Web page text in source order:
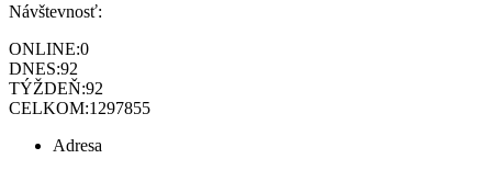
Návštevnosť:
ONLINE:0
DNES:92
TÝŽDEŇ:92
CELKOM:1297855
Adresa